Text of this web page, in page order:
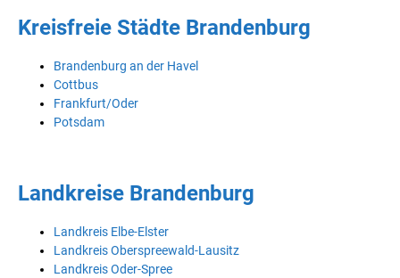
Kreisfreie Städte Brandenburg
Brandenburg an der Havel
Cottbus
Frankfurt/Oder
Potsdam
Landkreise Brandenburg
Landkreis Elbe-Elster
Landkreis Oberspreewald-Lausitz
Landkreis Oder-Spree